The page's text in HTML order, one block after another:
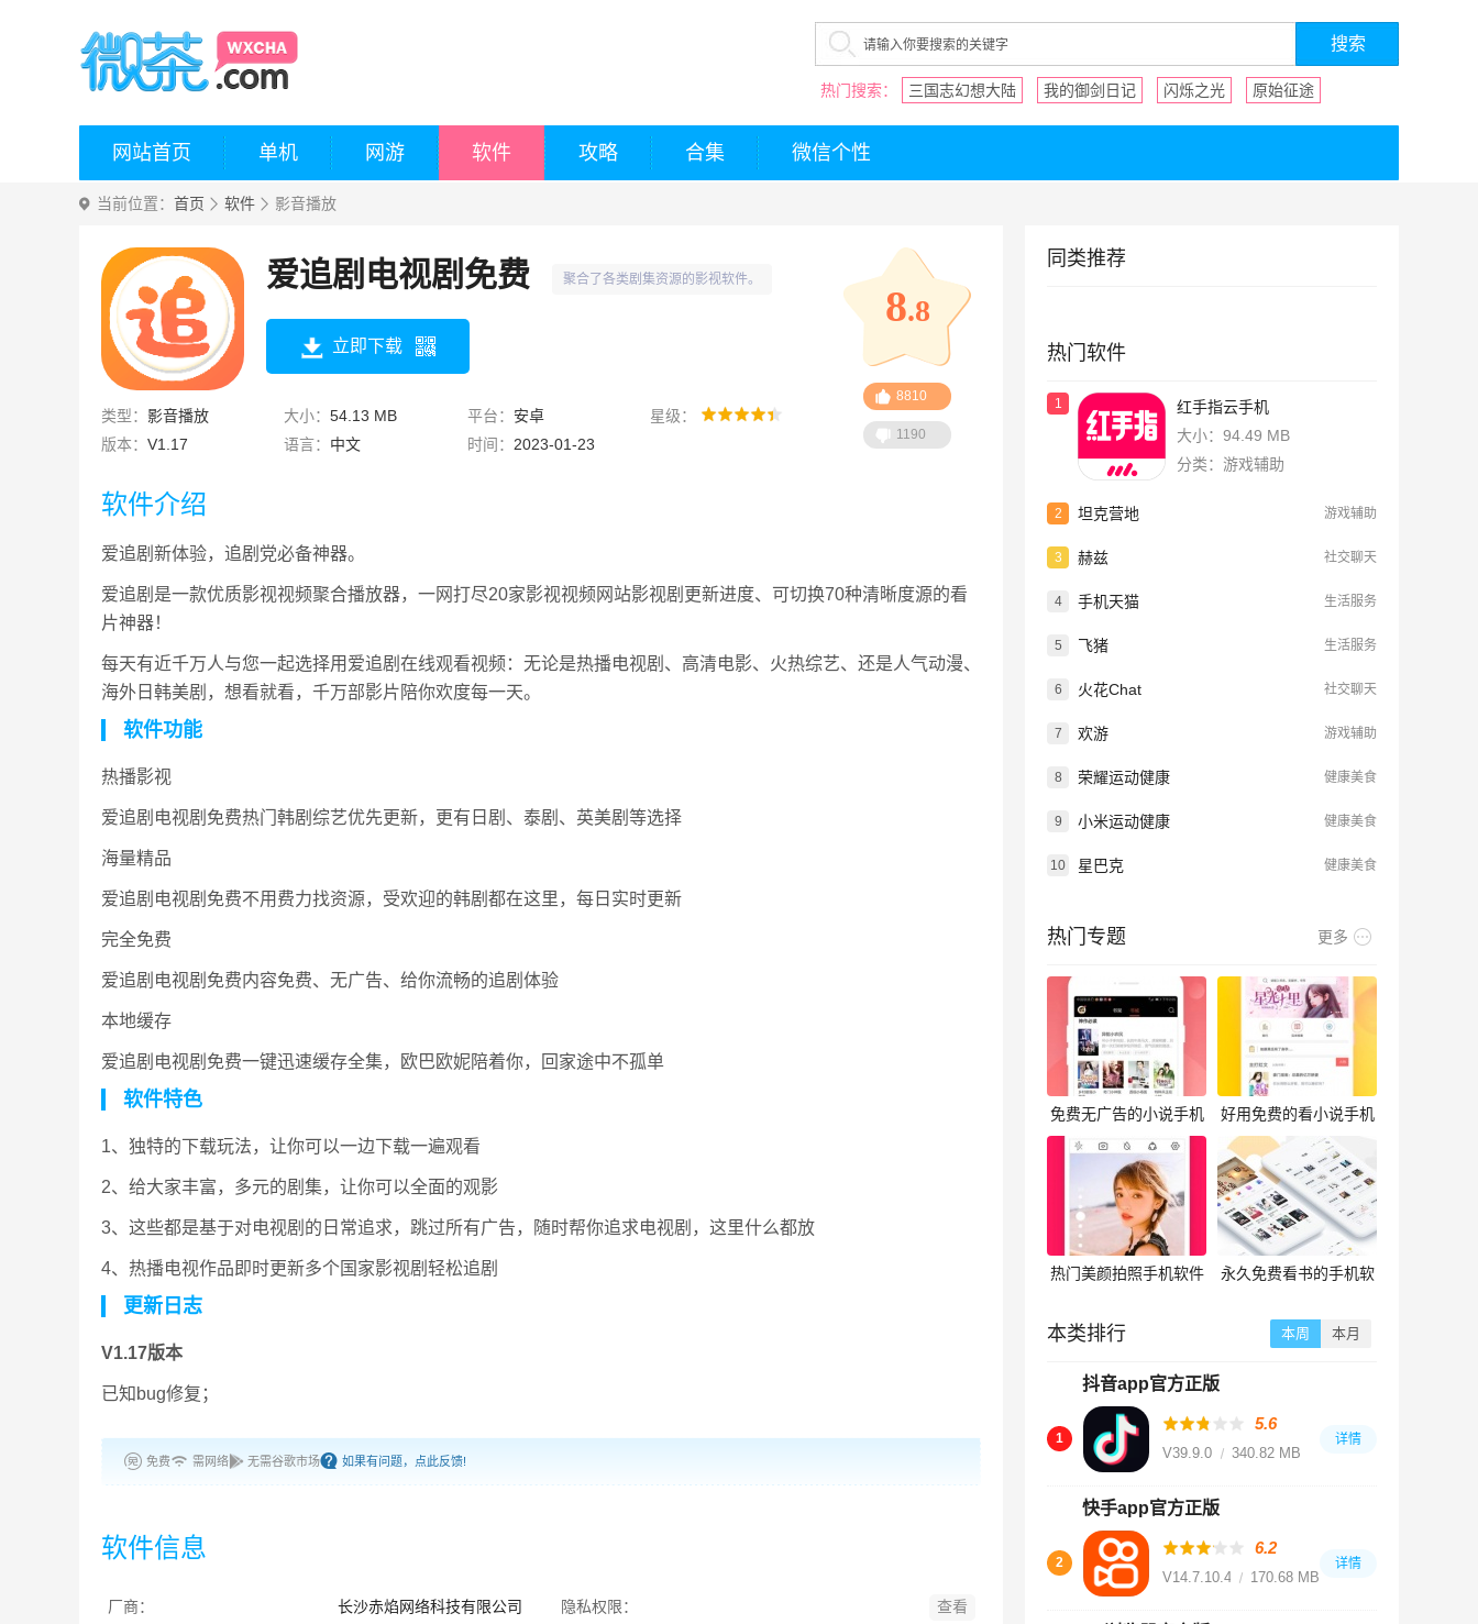
热门搜索： 三国志幻想大陆 我的御剑日记 闪烁之光 原始征途
网站首页 单机 网游 软件 攻略 合集 微信个性
当前位置： 首页 软件 影音播放
爱追剧电视剧免费 聚合了各类剧集资源的影视软件。
立即下载
类型： 影音播放 大小：54.13 MB 平台： 安卓
星级：
版本： V1.17 语言： 中文 时间： 2023-01-23
8.8
8810
1190
软件介绍
爱追剧新体验，追剧党必备神器。
爱追剧是一款优质影视视频聚合播放器，一网打尽20家影视视频网站影视剧更新进度、可切换70种清晰度源的看
片神器！
每天有近千万人与您一起选择用爱追剧在线观看视频：无论是热播电视剧、高清电影、火热综艺、还是人气动漫、
海外日韩美剧，想看就看，千万部影片陪你欢度每一天。
软件功能
热播影视
爱追剧电视剧免费热门韩剧综艺优先更新，更有日剧、泰剧、英美剧等选择
海量精品
爱追剧电视剧免费不用费力找资源，受欢迎的韩剧都在这里，每日实时更新
完全免费
爱追剧电视剧免费内容免费、无广告、给你流畅的追剧体验
本地缓存
爱追剧电视剧免费一键迅速缓存全集，欧巴欧妮陪着你，回家途中不孤单
软件特色
1、独特的下载玩法，让你可以一边下载一遍观看
2、给大家丰富，多元的剧集，让你可以全面的观影
3、这些都是基于对电视剧的日常追求，跳过所有广告，随时帮你追求电视剧，这里什么都放
4、热播电视作品即时更新多个国家影视剧轻松追剧
更新日志
V1.17版本
已知bug修复；
免费 需网络 无需谷歌市场 如果有问题，点此反馈!
软件信息
厂商： 长沙赤焰网络科技有限公司 隐私权限： 查看
同类推荐
热门软件
1
红手指云手机
大小：94.49 MB
分类：游戏辅助
2 坦克营地 游戏辅助
3 赫兹 社交聊天
4 手机天猫 生活服务
5 飞猪 生活服务
6 火花Chat 社交聊天
7 欢游 游戏辅助
8 荣耀运动健康 健康美食
9 小米运动健康 健康美食
10 星巴克 健康美食
热门专题 更多
免费无广告的小说手机
好用免费的看小说手机
软件合集
热门美颜拍照手机软件
永久免费看书的手机软
本类排行 本周 本月
抖音app官方正版
1
5.6
V39.9.0 340.82 MB
详情
快手app官方正版
2
6.2
V14.7.10.49551170.68 MB
详情